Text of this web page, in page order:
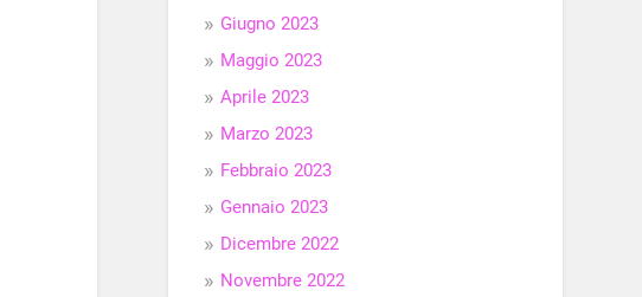
Giugno 2023
Maggio 2023
Aprile 2023
Marzo 2023
Febbraio 2023
Gennaio 2023
Dicembre 2022
Novembre 2022